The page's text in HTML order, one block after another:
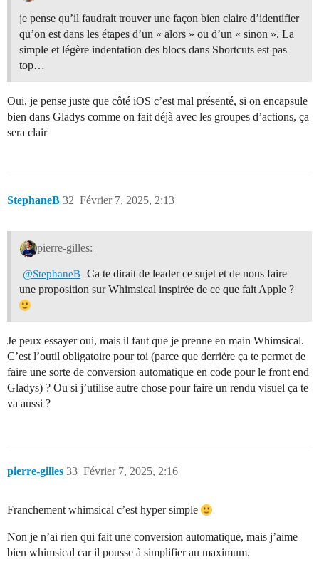
je pense qu’il faudrait trouver une façon bien claire d’identifier
qu’on est dans les étapes d’un « alors » ou d’un « sinon ». La
simple et légère indentation des blocs dans Shortcuts est pas
top…
Oui, je pense juste que côté iOS c’est mal présenté, si on encapsule
bien dans Gladys comme on fait déjà avec les groupes d’actions, ça
sera clair
StephaneB Février 7, 2025, 2:13
32
pierre-gilles:
@StephaneB Ca te dirait de leader ce sujet et de nous faire
une proposition sur Whimsical inspirée de ce que fait Apple ?
Je peux essayer oui, mais il faut que je prenne en main Whimsical.
C’est l’outil obligatoire pour toi (parce que derrière ça te permet de
faire une sorte de conversion automatique en code pour le front end
Gladys) ? Ou si j’utilise autre chose pour faire un rendu visuel ça te
va aussi ?
pierre-gilles Février 7, 2025, 2:16
33
Franchement whimsical c’est hyper simple
Non je n’ai rien qui fait une conversion automatique, mais j’aime
bien whimsical car il pousse à simplifier au maximum.